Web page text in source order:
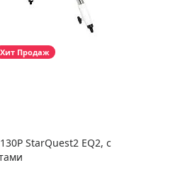
Хит Продаж
StarQuest2 EQ2, с